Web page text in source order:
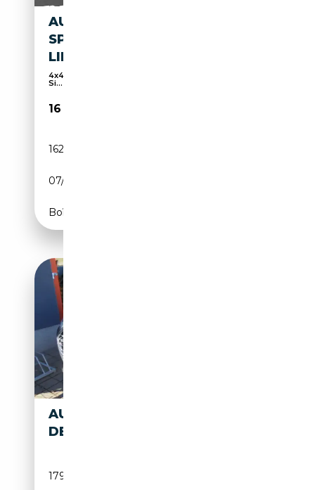
AUDI A4 3.0 TDI AVANT
SPORT QUATTRO S-
LINE*MATRIX*AHK
4x4, Écran multifonction entièrement numérique,
Si...
16 030€
162 975 km
07/2018
Boîte automatique
AUDI A4
DESIGN
179 573 km